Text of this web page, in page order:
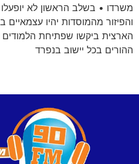
משרדו • בשלב הראשון לא
והפיזור מהמוסדות יהיו
הארצית ביקשו שפתיחת הלמודים
ההורים בכל יישוב בנפרד